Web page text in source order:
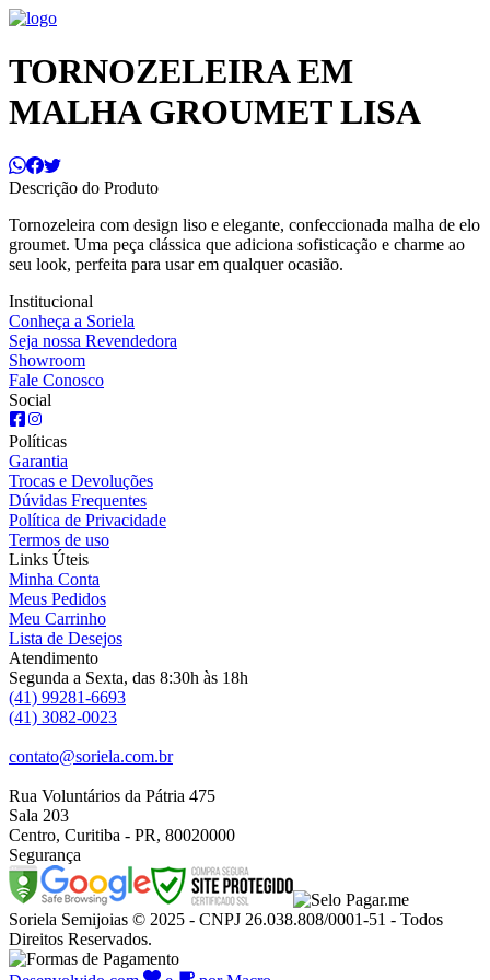
TORNOZELEIRA EM
MALHA GROUMET LISA
Descrição do Produto
Tornozeleira com design liso e elegante, confeccionada malha de elo
groumet. Uma peça clássica que adiciona sofisticação e charme ao
seu look, perfeita para usar em qualquer ocasião.
Institucional
Conheça a Soriela
Seja nossa Revendedora
Showroom
Fale Conosco
Social
Políticas
Garantia
Trocas e Devoluções
Dúvidas Frequentes
Política de Privacidade
Termos de uso
Links Úteis
Minha Conta
Meus Pedidos
Meu Carrinho
Lista de Desejos
Atendimento
Segunda a Sexta, das 8:30h às 18h
(41) 99281-6693
(41) 3082-0023
contato@soriela.com.br
Rua Voluntários da Pátria 475
Sala 203
Centro, Curitiba - PR, 80020000
Segurança
Soriela Semijoias © 2025 - CNPJ 26.038.808/0001-51 - Todos
Direitos Reservados.